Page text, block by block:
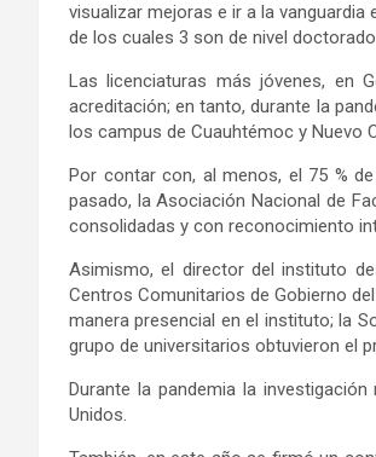
visualizar mejoras e ir a la
de los cuales 3 son de nivel
Las licenciaturas más jóvenes, en
acreditación; en tanto, durante la
los campus de Cuauhtémoc y Nuevo
Por contar con, al menos, el 75 %
pasado, la Asociación Nacional de
consolidadas y con reconocimiento
Asimismo, el director del instituto
Centros Comunitarios de Gobierno
manera presencial en el instituto; la
grupo de universitarios obtuvieron el
Durante la pandemia la
Unidos.